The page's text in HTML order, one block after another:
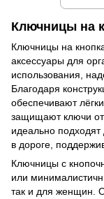
Ключницы на
Ключницы на
аксессуары для
использования,
Благодаря
обеспечивают
защищают ключи
идеально
в дороге,
Ключницы с
или
так и для женщин.